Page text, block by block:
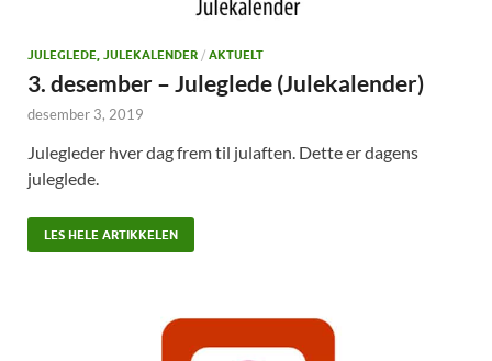
JULEGLEDE, JULEKALENDER / AKTUELT
3. desember – Juleglede (Julekalender)
desember 3, 2019
Julegleder hver dag frem til julaften. Dette er dagens
juleglede.
LES HELE ARTIKKELEN